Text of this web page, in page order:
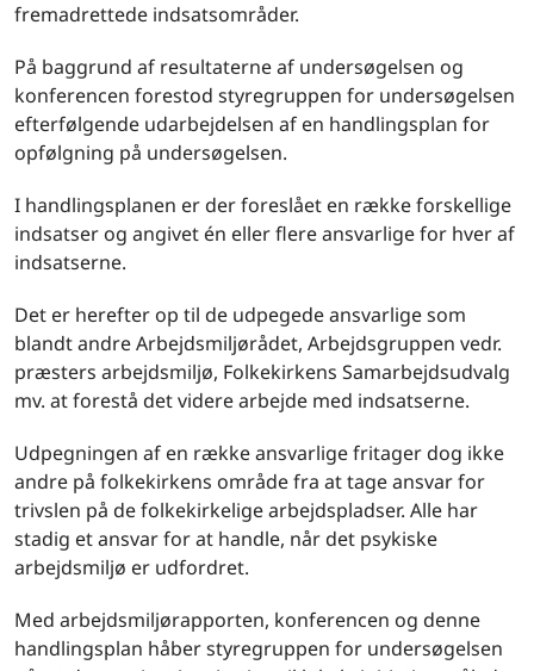
fremadrettede indsatsområder.
På baggrund af resultaterne af undersøgelsen og
konferencen forestod styregruppen for undersøgelsen
efterfølgende udarbejdelsen af en handlingsplan for
opfølgning på undersøgelsen.
I handlingsplanen er der foreslået en række forskellige
indsatser og angivet én eller flere ansvarlige for hver af
indsatserne.
Det er herefter op til de udpegede ansvarlige som
blandt andre Arbejdsmiljørådet, Arbejdsgruppen vedr.
præsters arbejdsmiljø, Folkekirkens Samarbejdsudvalg
mv. at forestå det videre arbejde med indsatserne.
Udpegningen af en række ansvarlige fritager dog ikke
andre på folkekirkens område fra at tage ansvar for
trivslen på de folkekirkelige arbejdspladser. Alle har
stadig et ansvar for at handle, når det psykiske
arbejdsmiljø er udfordret.
Med arbejdsmiljørapporten, konferencen og denne
handlingsplan håber styregruppen for undersøgelsen